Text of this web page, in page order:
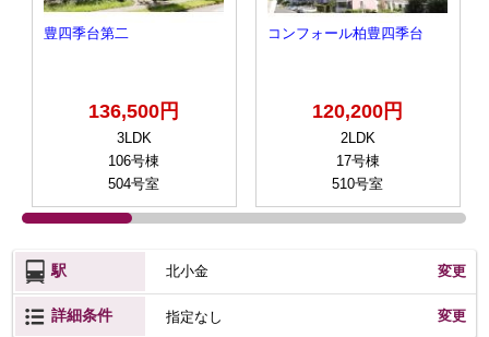
豊四季台第二
136,500円
3LDK
106号棟
504号室
コンフォール柏豊四季台
120,200円
2LDK
17号棟
510号室
駅 北小金 変更
詳細条件 指定なし 変更